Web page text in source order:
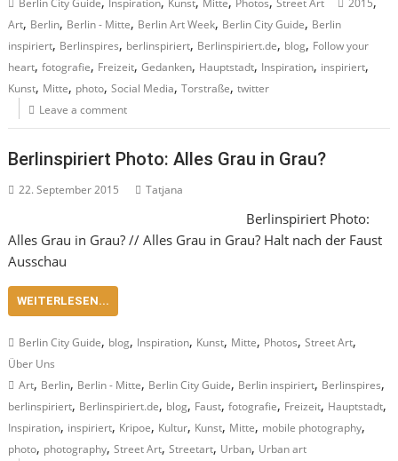
Berlin City Guide Inspiration Kunst Mitte Photos Street Art 2015
Art, Berlin, Berlin - Mitte, Berlin Art Week, Berlin City Guide, Berlin
inspiriert, Berlinspires, berlinspiriert, Berlinspiriert.de, blog, Follow your
heart,fotografie, Freizeit,Gedanken, Hauptstadt, Inspiration, inspiriert,
Kunst, Mitte, photo,Social Media,Torstraße,twitter
Leave a comment
Berlinspiriert Photo: Alles Grau in Grau?
22. September 2015 Tatjana
Berlinspiriert Photo:
Alles Grau in Grau? // Alles Grau in Grau? Halt nach der Faust
Ausschau
WEITERLESEN...
Berlin City Guide, blog, Inspiration, Kunst, Mitte, Photos,Street Art,
Über Uns
Art, Berlin, Berlin - Mitte, Berlin City Guide, Berlin inspiriert, Berlinspires,
berlinspiriert, Berlinspiriert.de, blog, Faust,fotografie, Freizeit, Hauptstadt,
Inspiration, inspiriert, Kripoe, Kultur, Kunst, Mitte, mobile photography,
photo, photography,Street Art,Streetart, Urban, Urban art